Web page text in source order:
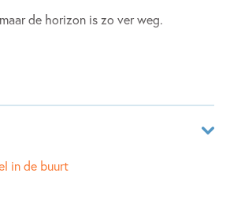
de horizon is zo ver weg.
dat voor altijd bij hem blijft.
een schat.
0 - 5 jaar
in de buurt